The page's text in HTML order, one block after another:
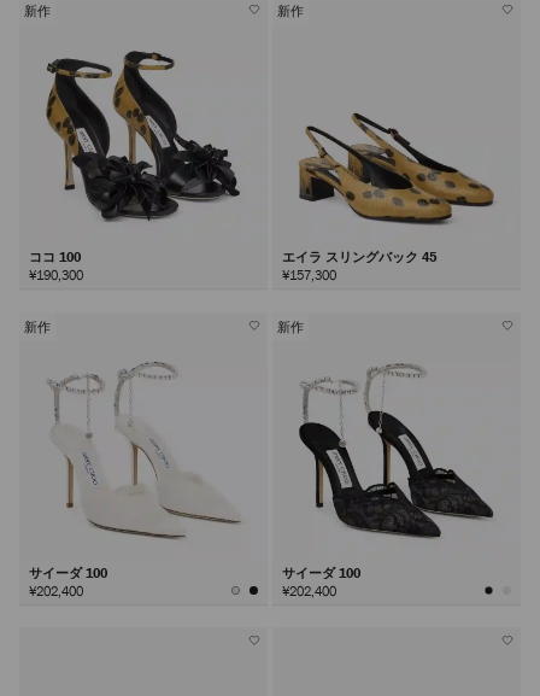
新作
ココ 100
¥190,300
新作
エイラ スリングバック 45
¥157,300
新作
サイーダ 100
¥202,400
新作
サイーダ 100
¥202,400